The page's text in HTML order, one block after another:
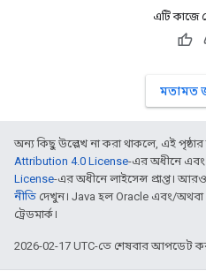
এটি কাজে
মতামত
অন্য কিছু উল্লেখ না করা থাকলে, এই পৃষ্ঠার
Attribution 4.0 License-এর অধীনে
License-এর অধীনে লাইসেন্স প্রাপ্ত।
নীতি দেখুন। Java হল Oracle এবং/অথবা
ট্রেডমার্ক।
2026-02-17 UTC-তে শেষবার আপডেট